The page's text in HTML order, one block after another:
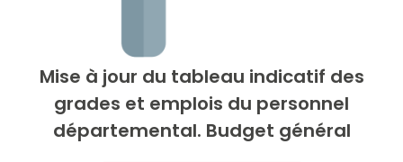
Mise à jour du tableau indicatif des
grades et emplois du personnel
départemental. Budget général